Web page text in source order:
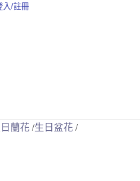
入/註冊
蘭花 /生日盆花 /